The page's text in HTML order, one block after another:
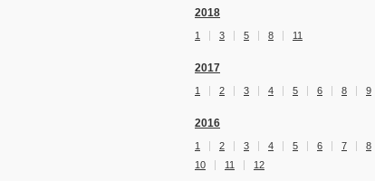
2018
1 3 5 8 11
2017
1 2 3 4 5 6 8 9
2016
1 2 3 4 5 6 7 8
10
11 12